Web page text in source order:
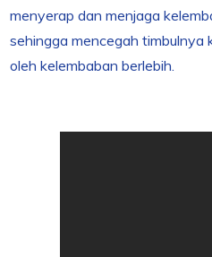
menyerap dan menjaga
sehingga mencegah timbulnya
oleh kelembaban berlebih.